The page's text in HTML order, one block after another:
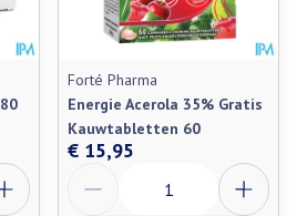
Forté Pharma
Energie Acerola 35% Gratis
Kauwtabletten 60
€ 15,95